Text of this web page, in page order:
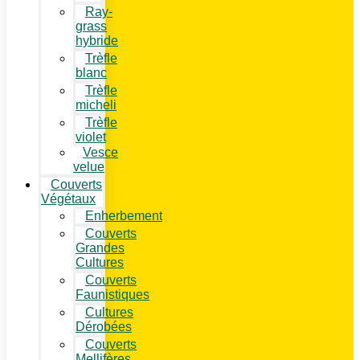
Ray-
grass
hybride
Trèfle
blanc
Trèfle
micheli
Trèfle
violet
Vesce
velue
Couverts
Végétaux
Enherbement
Couverts
Grandes
Cultures
Couverts
Faunistiques
Cultures
Dérobées
Couverts